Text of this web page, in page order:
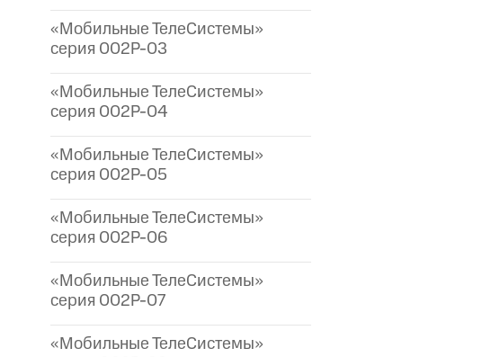
«Мобильные ТелеСистемы»
серия 002P-03
«Мобильные ТелеСистемы»
серия 002P-04
«Мобильные ТелеСистемы»
серия 002P-05
«Мобильные ТелеСистемы»
серия 002P-06
«Мобильные ТелеСистемы»
серия 002P-07
«Мобильные ТелеСистемы»